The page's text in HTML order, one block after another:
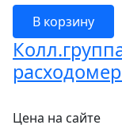
В корзину
Цена на сайте